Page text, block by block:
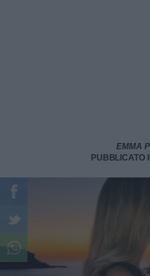
EMMA
PUBBLICATO